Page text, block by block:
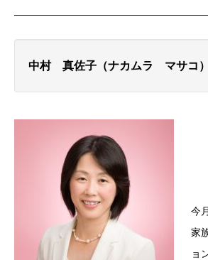
中村 真佐子（ナカムラ マサコ
今
家
ョ